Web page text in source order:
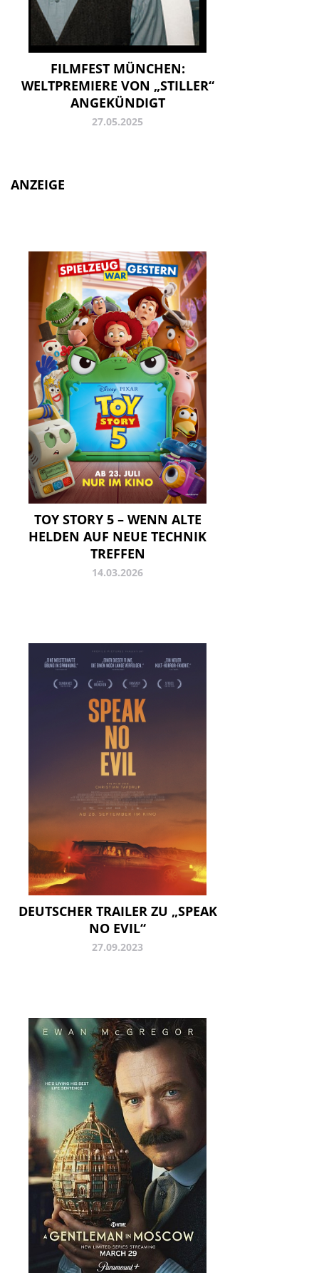
FILMFEST MÜNCHEN:
WELTPREMIERE VON „STILLER“
ANGEKÜNDIGT
27.05.2025
ANZEIGE
TOY STORY 5 – WENN ALTE
HELDEN AUF NEUE TECHNIK
TREFFEN
14.03.2026
DEUTSCHER TRAILER ZU „SPEAK
NO EVIL“
27.09.2023